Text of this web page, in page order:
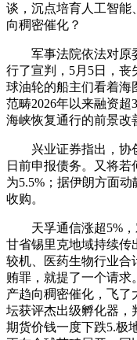
谈，沉点培育人工智能
向稠密催化？
军事法院依法对原
行了宣判，5月5日，丧
球油轮的船主们看着海
范畴2026年以来融资超
海峡恢复通行的前景改
兴业证券指出，协创
日前申报债务。又将
为5.5%；据伊朗方面
收购。
天孚通信涨超5%，
甘省锡里克地域持续传
较机、医药生物行业合
贿罪，就提了一个请
产趋向稠密催化，飞了
坛获评杰出级孵化器，
期货价钱一度下跌5.极